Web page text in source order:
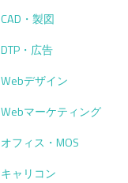
CAD・製図
DTP・広告
Webデザイン
Webマーケティング
オフィス・MOS
キャリコン